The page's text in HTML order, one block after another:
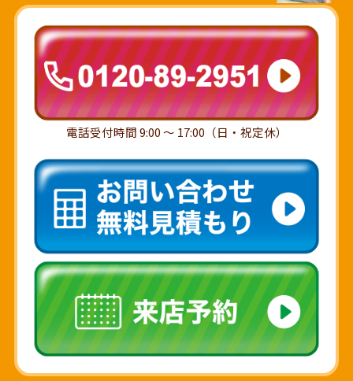
電話受付時間 9:00 ～ 17:00（日・祝定休）